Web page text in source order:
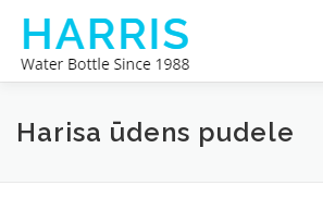
Skip
content
HARISA ŪDENS PUDELE PAR MUMS
Harisa ūdens pudele